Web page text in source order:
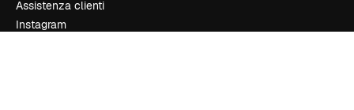
Assistenza clienti
Instagram